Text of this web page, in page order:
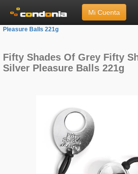
Mi Cuenta
Fifty Shades Of Grey»Fifty
Pleasure Balls 221g
Fifty Shades Of Grey Fifty
Silver Pleasure Balls 221g